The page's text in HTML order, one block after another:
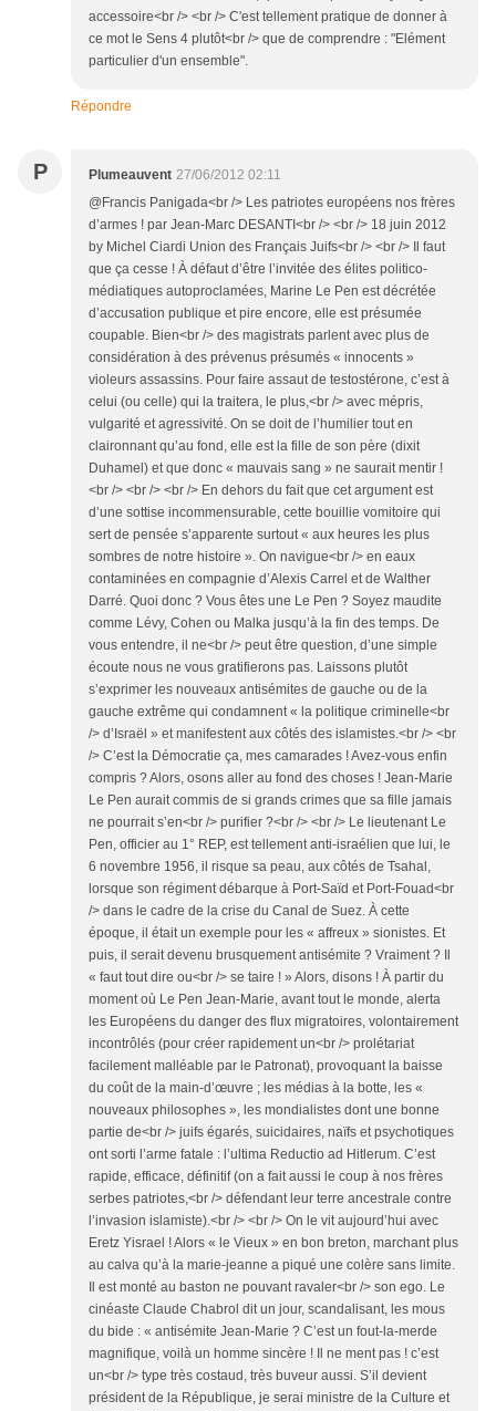
accessoire<br /> <br /> C'est tellement pratique de donner à
ce mot le Sens 4 plutôt<br /> que de comprendre : "Elément
particulier d'un ensemble".
Répondre
P Plumeauvent 27/06/2012 02:11
@Francis Panigada<br /> Les patriotes européens nos frères
d’armes ! par Jean-Marc DESANTI<br /> <br /> 18 juin 2012
by Michel Ciardi Union des Français Juifs<br /> <br /> Il faut
que ça cesse ! À défaut d’être l’invitée des élites politico-
médiatiques autoproclamées, Marine Le Pen est décrétée
d’accusation publique et pire encore, elle est présumée
coupable. Bien<br /> des magistrats parlent avec plus de
considération à des prévenus présumés « innocents »
violeurs assassins. Pour faire assaut de testostérone, c’est à
celui (ou celle) qui la traitera, le plus,<br /> avec mépris,
vulgarité et agressivité. On se doit de l’humilier tout en
claironnant qu’au fond, elle est la fille de son père (dixit
Duhamel) et que donc « mauvais sang » ne saurait mentir !
<br /> <br /> <br /> En dehors du fait que cet argument est
d’une sottise incommensurable, cette bouillie vomitoire qui
sert de pensée s’apparente surtout « aux heures les plus
sombres de notre histoire ». On navigue<br /> en eaux
contaminées en compagnie d’Alexis Carrel et de Walther
Darré. Quoi donc ? Vous êtes une Le Pen ? Soyez maudite
comme Lévy, Cohen ou Malka jusqu’à la fin des temps. De
vous entendre, il ne<br /> peut être question, d’une simple
écoute nous ne vous gratifierons pas. Laissons plutôt
s’exprimer les nouveaux antisémites de gauche ou de la
gauche extrême qui condamnent « la politique criminelle<br
/> d’Israël » et manifestent aux côtés des islamistes.<br /> <br
/> C’est la Démocratie ça, mes camarades ! Avez-vous enfin
compris ? Alors, osons aller au fond des choses ! Jean-Marie
Le Pen aurait commis de si grands crimes que sa fille jamais
ne pourrait s’en<br /> purifier ?<br /> <br /> Le lieutenant Le
Pen, officier au 1° REP, est tellement anti-israélien que lui, le
6 novembre 1956, il risque sa peau, aux côtés de Tsahal,
lorsque son régiment débarque à Port-Saïd et Port-Fouad<br
/> dans le cadre de la crise du Canal de Suez. À cette
époque, il était un exemple pour les « affreux » sionistes. Et
puis, il serait devenu brusquement antisémite ? Vraiment ? Il
« faut tout dire ou<br /> se taire ! » Alors, disons ! À partir du
moment où Le Pen Jean-Marie, avant tout le monde, alerta
les Européens du danger des flux migratoires, volontairement
incontrôlés (pour créer rapidement un<br /> prolétariat
facilement malléable par le Patronat), provoquant la baisse
du coût de la main-d’œuvre ; les médias à la botte, les «
nouveaux philosophes », les mondialistes dont une bonne
partie de<br /> juifs égarés, suicidaires, naïfs et psychotiques
ont sorti l’arme fatale : l’ultima Reductio ad Hitlerum. C’est
rapide, efficace, définitif (on a fait aussi le coup à nos frères
serbes patriotes,<br /> défendant leur terre ancestrale contre
l’invasion islamiste).<br /> <br /> On le vit aujourd’hui avec
Eretz Yisrael ! Alors « le Vieux » en bon breton, marchant plus
au calva qu’à la marie-jeanne a piqué une colère sans limite.
Il est monté au baston ne pouvant ravaler<br /> son ego. Le
cinéaste Claude Chabrol dit un jour, scandalisant, les mous
du bide : « antisémite Jean-Marie ? C’est un fout-la-merde
magnifique, voilà un homme sincère ! Il ne ment pas ! c’est
un<br /> type très costaud, très buveur aussi. S’il devient
président de la République, je serai ministre de la Culture et